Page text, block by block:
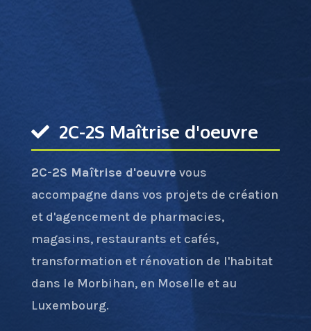
2C-2S Maîtrise d'oeuvre
2C-2S Maîtrise d'oeuvre vous
accompagne dans vos projets de création
et d'agencement de pharmacies,
magasins, restaurants et cafés,
transformation et rénovation de l'habitat
dans le Morbihan, en Moselle et au
Luxembourg.